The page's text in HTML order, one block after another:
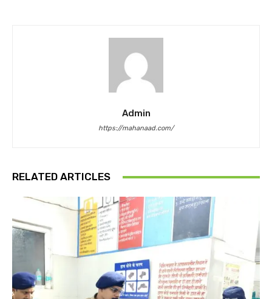
Admin
https://mahanaad.com/
RELATED ARTICLES